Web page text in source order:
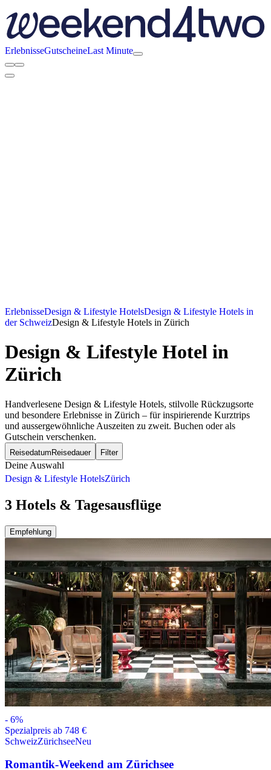
ErlebnisseGutscheineLast Minute
ErlebnisseDesign & Lifestyle HotelsDesign & Lifestyle Hotels in
der SchweizDesign & Lifestyle Hotels in Zürich
Design & Lifestyle Hotel in
Zürich
Handverlesene Design & Lifestyle Hotels, stilvolle Rückzugsorte
und besondere Erlebnisse in Zürich – für inspirierende Kurztrips
und aussergewöhnliche Auszeiten zu zweit. Buchen oder als
Gutschein verschenken.
Reisedatum Reisedauer Filter
Deine Auswahl
Design & Lifestyle HotelsZürich
3 Hotels & Tagesausflüge
Empfehlung
- 6%
Spezialpreis ab 748 €
SchweizZürichseeNeu
Romantik-Weekend am Zürichsee